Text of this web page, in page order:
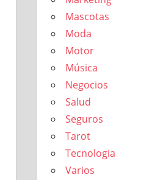
Mascotas
Moda
Motor
Música
Negocios
Salud
Seguros
Tarot
Tecnologia
Varios